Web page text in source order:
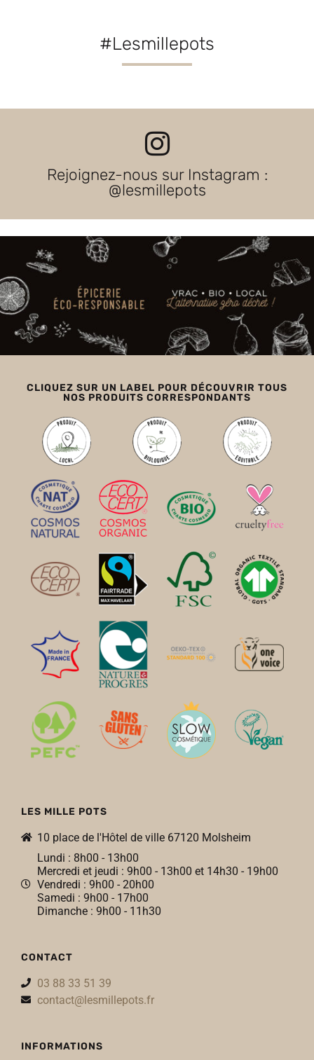
#Lesmillepots
Rejoignez-nous sur Instagram :
@lesmillepots
CLIQUEZ SUR UN LABEL POUR DÉCOUVRIR TOUS
NOS PRODUITS CORRESPONDANTS
LES MILLE POTS
10 place de l'Hôtel de ville 67120 Molsheim
Lundi : 8h00 - 13h00
Mercredi et jeudi : 9h00 - 13h00 et 14h30 - 19h00
Vendredi : 9h00 - 20h00
Samedi : 9h00 - 17h00
Dimanche : 9h00 - 11h30
CONTACT
03 88 33 51 39
contact@lesmillepots.fr
INFORMATIONS